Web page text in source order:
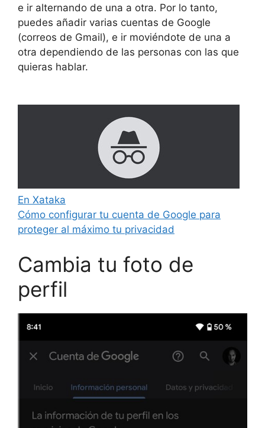
e ir alternando de una a otra. Por lo tanto,
puedes añadir varias cuentas de Google
(correos de Gmail), e ir moviéndote de una a
otra dependiendo de las personas con las que
quieras hablar.
En Xataka
Cómo configurar tu cuenta de Google para
proteger al máximo tu privacidad
Cambia tu foto de
perfil